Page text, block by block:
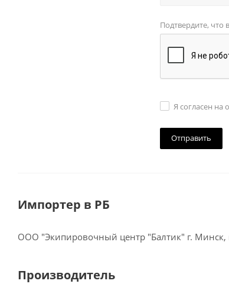
Подтвердите, что
Я согласен на
Импортер в РБ
ООО "Экипировочный центр "Балтик" г. Минск,
Производитель